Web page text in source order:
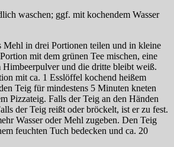
waschen; ggf. mit kochendem Wasser
Mehl in drei Portionen teilen und in kleine
mit dem grünen Tee mischen, eine
Himbeerpulver und die dritte bleibt weiß.
mit ca. 1 Esslöffel kochend heißem
Teig für mindestens 5 Minuten kneten
Pizzateig. Falls der Teig an den Händen
der Teig reißt oder bröckelt, ist er zu fest.
Wasser oder Mehl zugeben. Den Teig
feuchten Tuch bedecken und ca. 20